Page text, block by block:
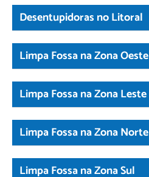
Desentupidoras no Litoral
Limpa Fossa na Zona Oeste
Limpa Fossa na Zona Leste
Limpa Fossa na Zona Norte
Limpa Fossa na Zona Sul